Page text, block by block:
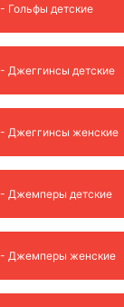
Гольфы детские
Джеггинсы детские
Джеггинсы женские
Джемперы детские
- Джемперы женские